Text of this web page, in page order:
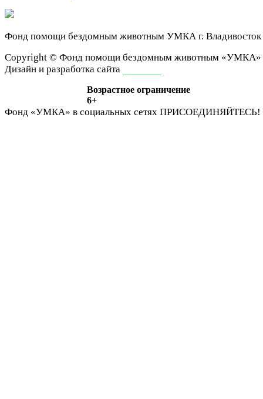
Фонд помощи бездомным животным УМКА г. Владивосток
Сopyright © Фонд помощи бездомным животным «УМКА»
Дизайн и разработка сайта
Возрастное ограничение
6+
Фонд «УМКА» в социальных сетях ПРИСОЕДИНЯЙТЕСЬ!